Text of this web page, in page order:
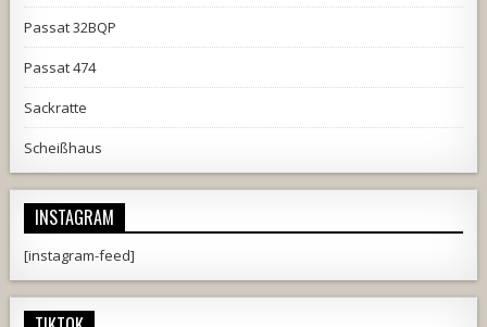
Passat 32BQP
Passat 474
Sackratte
Scheißhaus
INSTAGRAM
[instagram-feed]